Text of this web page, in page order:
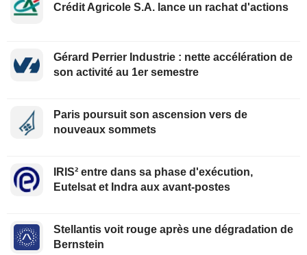
Crédit Agricole S.A. lance un rachat d'actions
Gérard Perrier Industrie : nette accélération de
son activité au 1er semestre
Paris poursuit son ascension vers de
nouveaux sommets
IRIS² entre dans sa phase d'exécution,
Eutelsat et Indra aux avant-postes
Stellantis voit rouge après une dégradation de
Bernstein